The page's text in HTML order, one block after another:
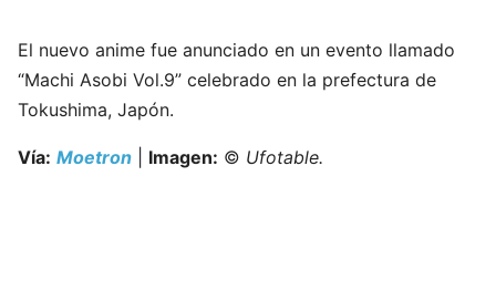
El nuevo anime fue anunciado en un evento llamado
“Machi Asobi Vol.9” celebrado en la prefectura de
Tokushima, Japón.
Vía: Moetron Imagen: © Ufotable.